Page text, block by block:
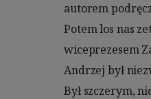
autorem
Potem los nas
wiceprezesem
Andrzej był
Był szczerym,
Potrafił
Jak to trafnie
Ujmował
poczuciem